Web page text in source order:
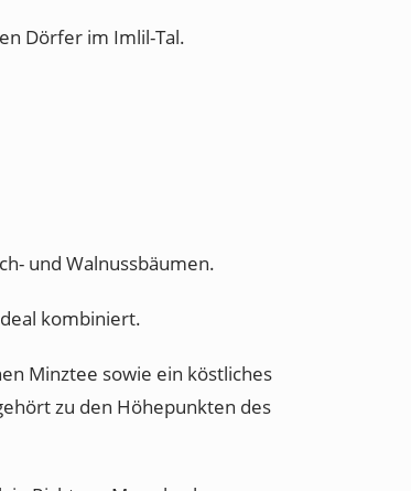
Dörfer im Imlil-Tal.
und Walnussbäumen.
kombiniert.
Minztee sowie ein köstliches
zu den Höhepunkten des